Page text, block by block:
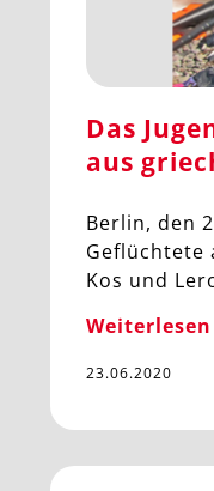
Das
aus
Berlin, den
Geflüchtete
Kos und
Weiterlesen
23.06.2020